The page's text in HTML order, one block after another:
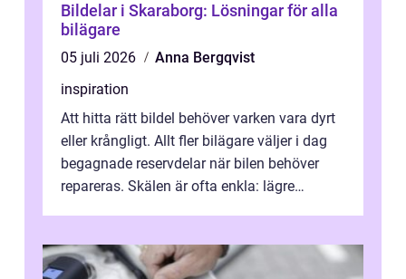
Bildelar i Skaraborg: Lösningar för alla
bilägare
05 juli 2026
Anna Bergqvist
inspiration
Att hitta rätt bildel behöver varken vara dyrt
eller krångligt. Allt fler bilägare väljer i dag
begagnade reservdelar när bilen behöver
repareras. Skälen är ofta enkla: lägre